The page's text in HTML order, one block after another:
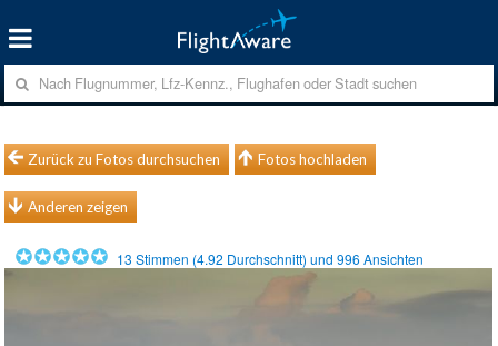
Zurück zu Fotos durchsuchen Fotos hochladen
Anderen zeigen
13 Stimmen (4.92 Durchschnitt) und996 Ansichten